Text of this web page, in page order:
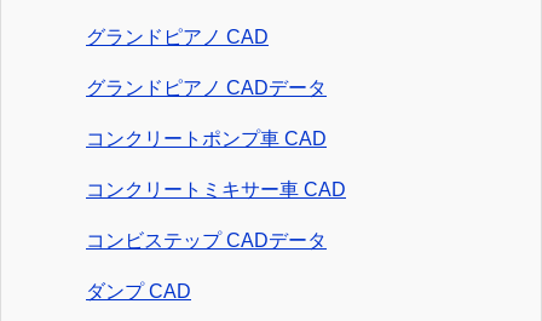
グランドピアノ CAD
グランドピアノ CADデータ
コンクリートポンプ車 CAD
コンクリートミキサー車 CAD
コンビステップ CADデータ
ダンプ CAD